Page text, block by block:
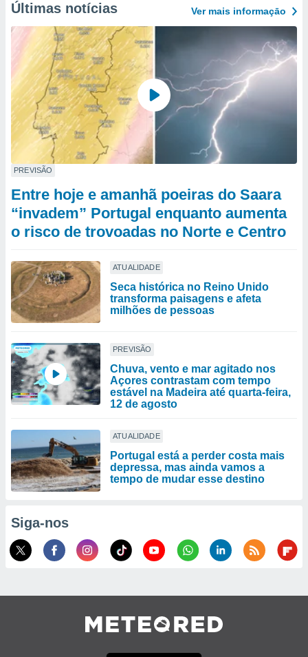
Últimas notícias Ver mais informaçāo
PREVISÃO
Entre hoje e amanhã poeiras do Saara
“invadem” Portugal enquanto aumenta
o risco de trovoadas no Norte e Centro
ATUALIDADE
Seca histórica no Reino Unido
transforma paisagens e afeta
milhões de pessoas
PREVISÃO
Chuva, vento e mar agitado nos
Açores contrastam com tempo
estável na Madeira até quarta-feira,
12 de agosto
ATUALIDADE
Portugal está a perder costa mais
depressa, mas ainda vamos a
tempo de mudar esse destino
Siga-nos